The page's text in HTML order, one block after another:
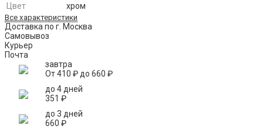
Цвет
хром
Все характеристики
Доставка по г. Москва
Самовывоз
Курьер
Почта
завтра
От410 ₽до 660 ₽
до 4 дней
351 ₽
до 3 дней
660 ₽